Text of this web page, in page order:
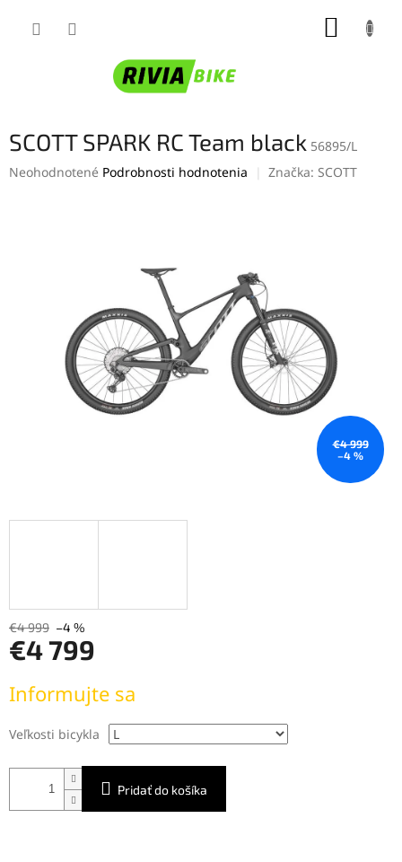
SCOTT SPARK RC Team black 56895/L
Priemerné
Neohodnotené Podrobnosti hodnotenia Značka: SCOTT
€4 999
–4 %
€4 999 –4 %
€4 799
cena:
Informujte sa
Veľkosti bicykla
Pridať do košíka